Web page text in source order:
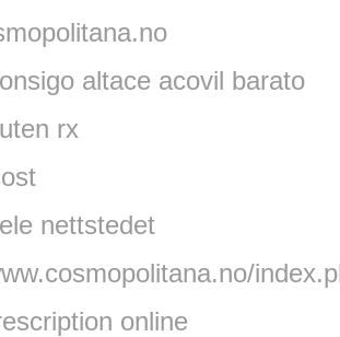
altace acovil barato
rx
nettstedet
online